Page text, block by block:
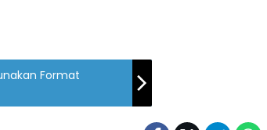
Format